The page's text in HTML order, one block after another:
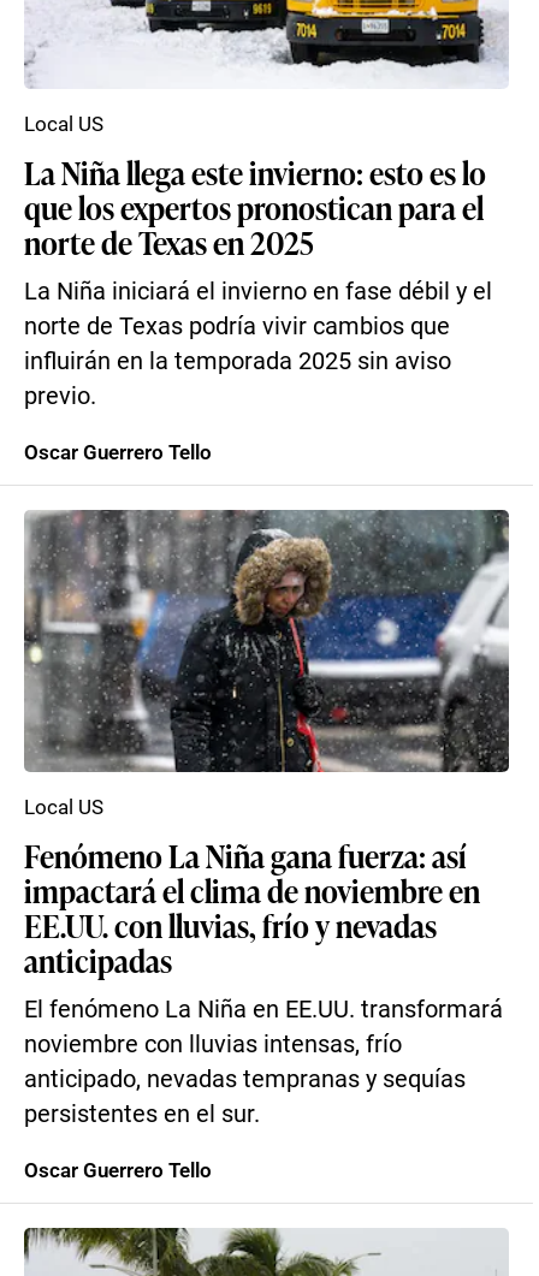
La Niña llega este invierno: esto es lo
que los expertos pronostican para el
norte de Texas en 2025
La Niña iniciará el invierno en fase débil y el
norte de Texas podría vivir cambios que
influirán en la temporada 2025 sin aviso
previo.
Local US
Oscar Guerrero Tello
Fenómeno La Niña gana fuerza: así
impactará el clima de noviembre en
EE.UU. con lluvias, frío y nevadas
anticipadas
El fenómeno La Niña en EE.UU. transformará
noviembre con lluvias intensas, frío
anticipado, nevadas tempranas y sequías
persistentes en el sur.
Local US
Oscar Guerrero Tello